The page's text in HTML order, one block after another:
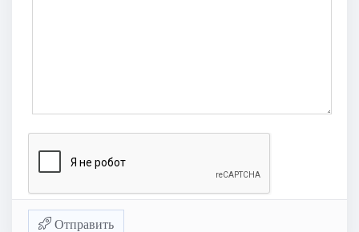
Отправить